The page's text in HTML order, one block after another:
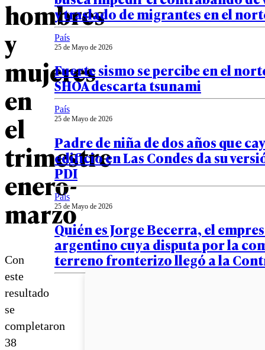
hombres
y
mujeres
en
el
trimestre
enero-
marzo
Con
este
resultado
se
completaron
38
y traslado de migrantes en el
País
25 de Mayo de 2026
Fuerte sismo se percibe en el
SHOA descarta tsunami
País
25 de Mayo de 2026
Padre de niña de dos años que
edificio en Las Condes da su
PDI
País
25 de Mayo de 2026
Quién es Jorge Becerra, el
argentino cuya disputa por la
terreno fronterizo llegó a la